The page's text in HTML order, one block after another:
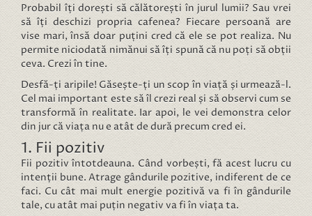
Probabil îți dorești să călătorești în jurul lumii? Sau vrei
să îți deschizi propria cafenea? Fiecare persoană are
vise mari, însă doar puțini cred că ele se pot realiza. Nu
permite niciodată nimănui să îți spună că nu poți să obții
ceva. Crezi în tine.
Desfă-ți aripile! Găsește-ți un scop în viață și urmează-l.
Cel mai important este să îl crezi real și să observi cum se
transformă în realitate. Iar apoi, le vei demonstra celor
din jur că viața nu e atât de dură precum cred ei.
1. Fii pozitiv
Fii pozitiv întotdeauna. Când vorbești, fă acest lucru cu
intenții bune. Atrage gândurile pozitive, indiferent de ce
faci. Cu cât mai mult energie pozitivă va fi în gândurile
tale, cu atât mai puțin negativ va fi în viața ta.